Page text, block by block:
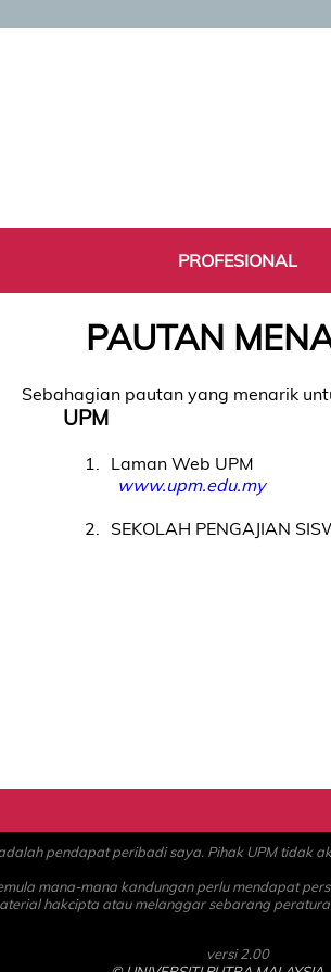
PROFESIONAL
PAUTAN
Sebahagian pautan yang menarik
UPM
1
Laman Web UPM
www.upm.edu.my
2
SEKOLAH PENGAJIAN
pendapat peribadi saya. Pihak UPM tidak
mana-mana kandungan perlu mendapat
hakcipta atau melanggar sebarang
versi 2.00